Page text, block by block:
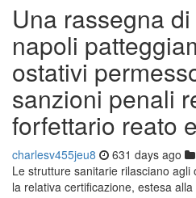
Una rassegna
napoli
ostativi
sanzioni penali
forfettario reato
charlesv455jeu8 631 days ago
Le strutture sanitarie rilasciano
la relativa certificazione, estesa